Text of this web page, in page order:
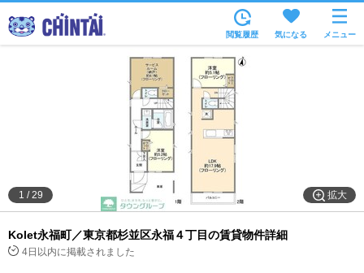
住所から
家賃相場から
通勤通学時間から
物件特集から
不動産会社から
TOP
閲覧履歴 気になる メニュー
拡大
1 /29
Kolet永福町／東京都杉並区永福４丁目の賃貸物件詳細
4日以内に掲載されました